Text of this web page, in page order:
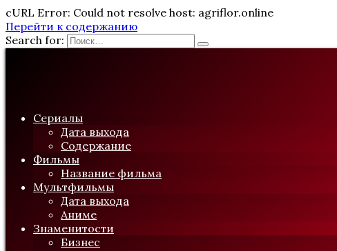
cURL Error: Could not resolve host: agriflor.online
Перейти к содержанию
Search for:
Сериалы
Дата выхода
Содержание
Фильмы
Название фильма
Мультфильмы
Дата выхода
Аниме
Знаменитости
Бизнес